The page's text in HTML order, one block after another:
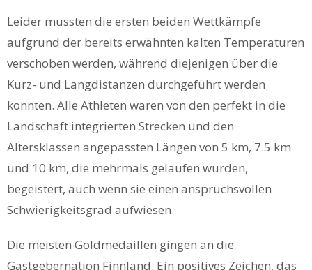
Leider mussten die ersten beiden Wettkämpfe
aufgrund der bereits erwähnten kalten Temperaturen
verschoben werden, während diejenigen über die
Kurz- und Langdistanzen durchgeführt werden
konnten. Alle Athleten waren von den perfekt in die
Landschaft integrierten Strecken und den
Altersklassen angepassten Längen von 5 km, 7.5 km
und 10 km, die mehrmals gelaufen wurden,
begeistert, auch wenn sie einen anspruchsvollen
Schwierigkeitsgrad aufwiesen.
Die meisten Goldmedaillen gingen an die
Gastgebernation Finnland. Ein positives Zeichen, das